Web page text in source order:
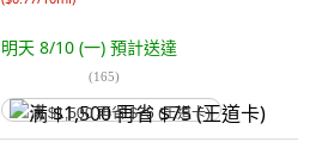
明天 8/10 (一) 預計送達
(165)
满 $1,500 再省 $75 (王道卡)